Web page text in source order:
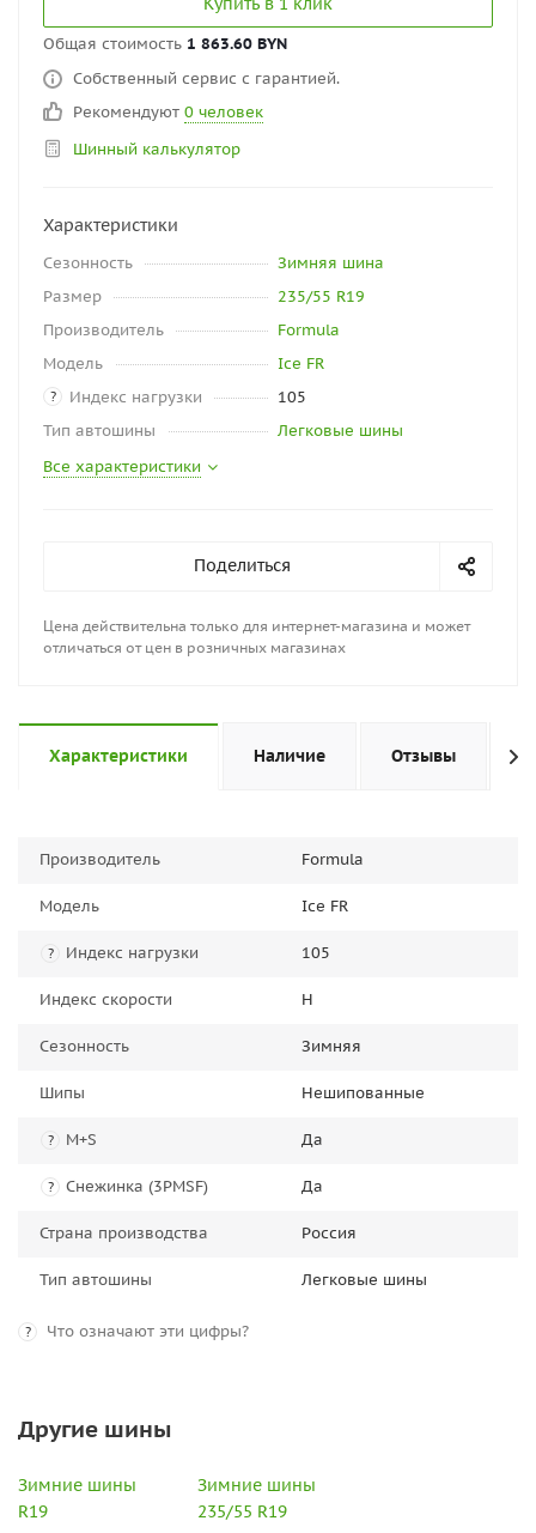
Общая стоимость 1 863.60 BYN
Собственный сервис с гарантией.
Рекомендуют 0 человек
Шинный калькулятор
Характеристики
Сезонность
Зимняя шина
Размер
235/55 R19
Производитель
Formula
Модель
Ice FR
? Индекс нагрузки
105
Тип автошины
Легковые шины
Все характеристики
Поделиться
Цена действительна только для интернет-магазина и может
отличаться от цен в розничных магазинах
Характеристики Наличие Отзывы
Производитель Formula
Модель Ice FR
? Индекс нагрузки 105
Индекс скорости H
Сезонность Зимняя
Шипы Нешипованные
? M+S Да
? Снежинка (3PMSF) Да
Страна производства Россия
Тип автошины Легковые шины
? Что означают эти цифры?
Другие шины
Зимние шины
R19
Зимние шины
235/55 R19